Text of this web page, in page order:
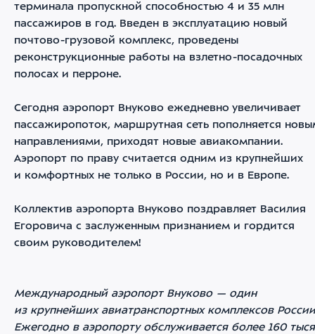
терминала пропускной способностью 4 и 35 млн
пассажиров в год. Введен в эксплуатацию новый
почтово-грузовой комплекс, проведены
реконструкционные работы на взлетно-посадочных
полосах и перроне.
Сегодня аэропорт Внуково ежедневно увеличивает
пассажиропоток, маршрутная сеть пополняется
направлениями, приходят новые авиакомпании.
Аэропорт по праву считается одним из крупнейших
и комфортных не только в России, но и в Европе.
Коллектив аэропорта Внуково поздравляет Василия
Егоровича с заслуженным признанием и гордится
своим руководителем!
Международный аэропорт Внуково — один
из крупнейших авиатранспортных комплексов
Ежегодно в аэропорту обслуживается более 160